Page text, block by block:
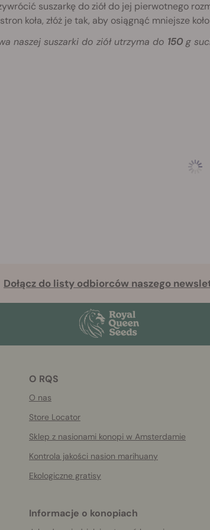
suszarkę do ziół do jej pierwotnego
koła, złóż je tak, aby osiągnąć mniejsze
naszej suszarki do ziół utrzyma do 150g
Dołącz do listy odbiorców naszego
O RQS
O nas
Store Locator
Sklep z nasionami konopi w Amsterdamie
Kontrola jakości nasion marihuany
Ekologiczne gratisy
Informacje o konopiach